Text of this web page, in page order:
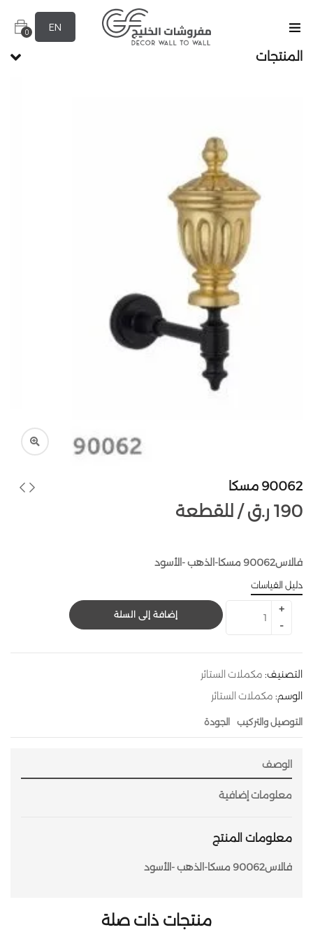
EN
0
المنتجات
90062 مسكا
للقطعة / 190 ر.ق
فالاس90062 مسكا-الذهب -الأسود
دليل القياسات
إضافة إلى السلة
التصنيف: مكملات الستائر
الوسم: مكملات الستائر
التوصيل والتركيب الجودة
الوصف
معلومات إضافية
معلومات المنتج
فالاس90062 مسكا-الذهب -الأسود
منتجات ذات صلة